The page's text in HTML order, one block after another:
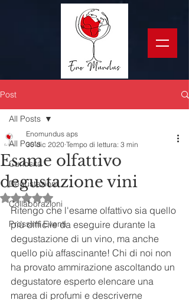
Post
All Posts
Curiosità
Degustazioni
Collaborazioni
Prossimi Eventi
All Posts
Esame olfattivo
degustazione vini
Enomundus aps
30 dic 2020 Tempo di lettura: 3 min
Valutazione NaN stelle su 5.
Ritengo che l'esame olfattivo sia quello
più difficile da eseguire durante la
degustazione di un vino, ma anche
quello più affascinante! Chi di noi non
ha provato ammirazione ascoltando un
degustatore esperto elencare una
marea di profumi e descriverne